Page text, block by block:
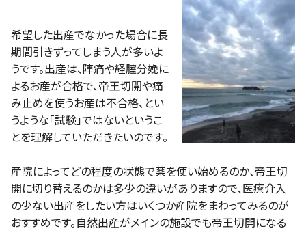
希望した出産でなかった場合に長
期間引きずってしまう人が多いよ
うです。出産は、陣痛や経腟分娩に
よるお産が合格で、帝王切開や痛
み止めを使うお産は不合格、とい
うような「試験」ではないというこ
とを理解していただきたいのです。
産院によってどの程度の状態で薬を使い始めるのか、帝王切
開に切り替えるのかは多少の違いがありますので、医療介入
の少ない出産をしたい方はいくつか産院をまわってみるのが
おすすめです。自然出産がメインの施設でも帝王切開になる